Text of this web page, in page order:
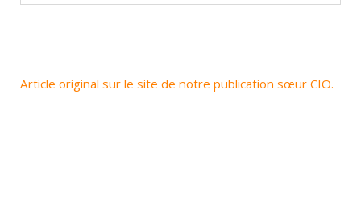
Article original sur le site de notre publication sœur CIO.